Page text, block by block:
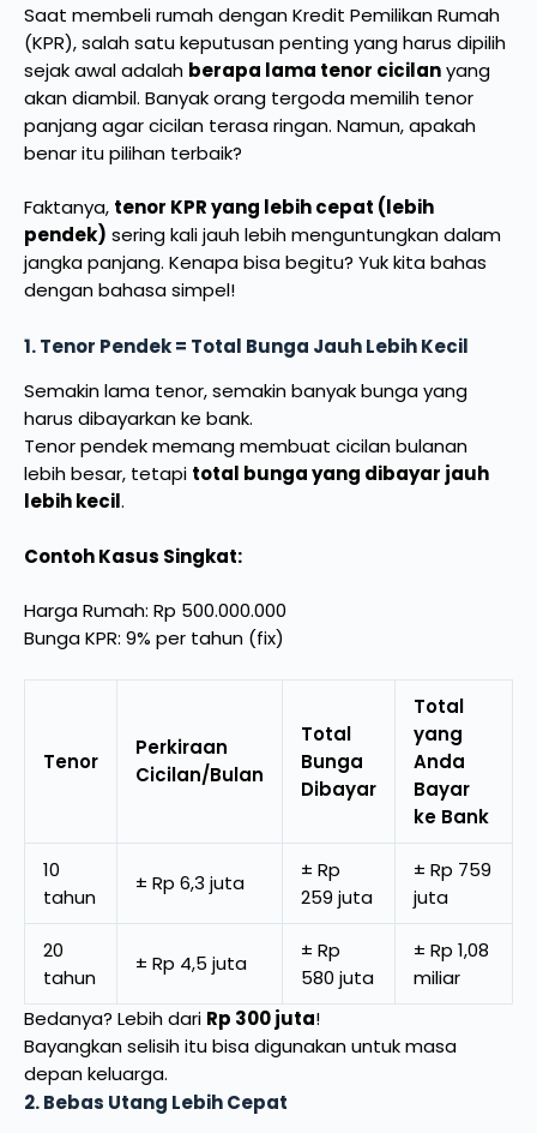
Saat membeli rumah dengan Kredit Pemilikan Rumah
(KPR), salah satu keputusan penting yang harus dipilih
sejak awal adalah berapa lama tenor cicilanyang
akan diambil. Banyak orang tergoda memilih tenor
panjang agar cicilan terasa ringan. Namun, apakah
benar itu pilihan terbaik?
Faktanya, tenor KPR yang lebih cepat (lebih
pendek) sering kali jauh lebih menguntungkan dalam
jangka panjang. Kenapa bisa begitu? Yuk kita bahas
dengan bahasa simpel!
1. Tenor Pendek = Total Bunga Jauh Lebih Kecil
Semakin lama tenor, semakin banyak bunga yang
harus dibayarkan ke bank.
Tenor pendek memang membuat cicilan bulanan
lebih besar, tetapi total bunga yang dibayar jauh
lebih kecil.
Contoh Kasus Singkat:
Harga Rumah: Rp 500.000.000
Bunga KPR: 9% per tahun (fix)
Tenor
Perkiraan
Cicilan/Bulan
Total
Bunga
Dibayar
Total
yang
Anda
Bayar
ke Bank
10
tahun
± Rp 6,3 juta
± Rp
259 juta
± Rp 759
juta
20
tahun
± Rp 4,5 juta
± Rp
580 juta
± Rp 1,08
miliar
Bedanya? Lebih dari Rp 300 juta!
Bayangkan selisih itu bisa digunakan untuk masa
depan keluarga.
2. Bebas Utang Lebih Cepat